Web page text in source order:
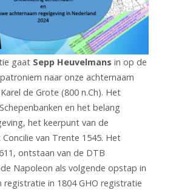
gaat Sepp Heuvelmans in op de
naar onze achternaam
de Grote (800 n.Ch). Het
en het belang
het keerpunt van de
van Trente 1545. Het
ontstaan van de DTB
Napoleon als volgende opstap in
registratie in 1804 GHO registratie